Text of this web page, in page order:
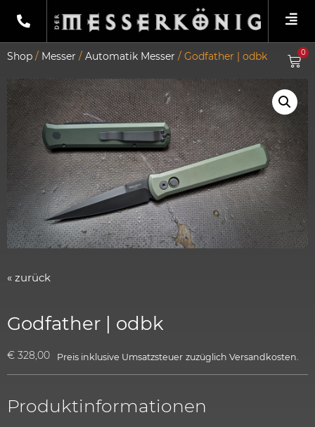
0
Shop / Messer / Automatik Messer / Godfather | odbk
« zurück
Godfather | odbk
€ 328,00 Preis inklusive Umsatzsteuer zuzüglich Versandkosten.
Produktinformationen